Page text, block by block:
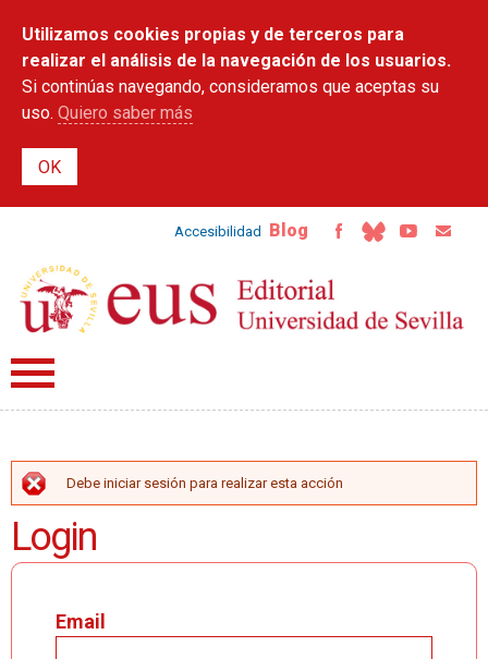
contenido
principal
Utilizamos cookies propias y de terceros para
realizar el análisis de la navegación de los usuarios.
Si continúas navegando, consideramos que aceptas su
uso. Quiero saber más
Accesibilidad Blog
MENSAJE DE ERROR
Debe iniciar sesión para realizar esta acción
Login
Email